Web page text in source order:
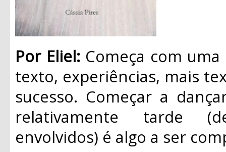
Por Eliel:Começa com
texto, experiências, mais
sucesso. Começar a
relativamente tarde
envolvidos) é algo a ser